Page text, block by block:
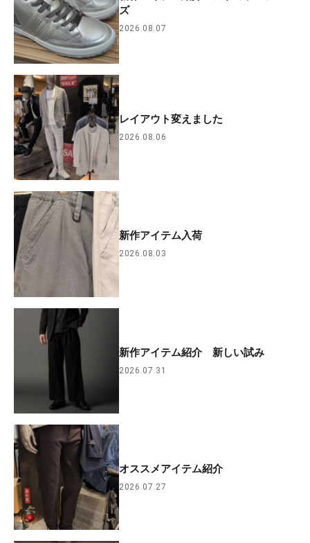
ズ
2026.08.07
レイアウト変えました
2026.08.06
新作アイテム入荷
2026.08.03
新作アイテム紹介 新しい試み
2026.07.31
オススメアイテム紹介
2026.07.27